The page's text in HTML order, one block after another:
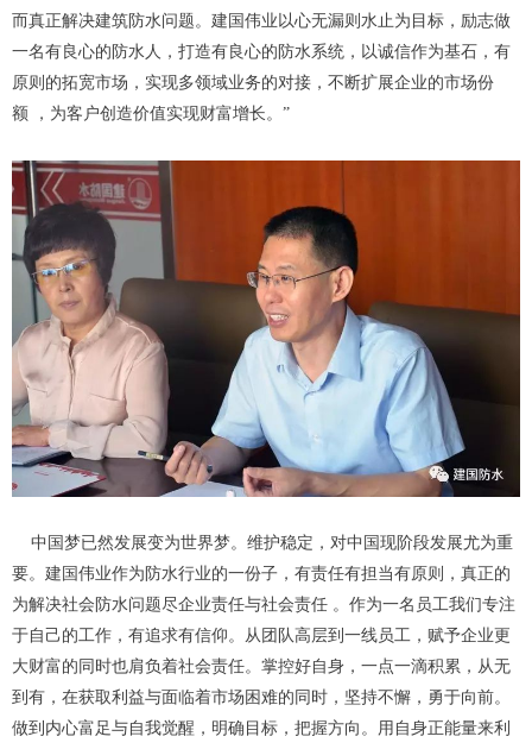
而真正解决建筑防水问题。建国伟业以心无漏则水止为目标，励志做
一名有良心的防水人，打造有良心的防水系统，以诚信作为基石，有
原则的拓宽市场，实现多领域业务的对接，不断扩展企业的市场份
额 ，为客户创造价值实现财富增长。”
中国梦已然发展变为世界梦。维护稳定，对中国现阶段发展尤为重
要。建国伟业作为防水行业的一份子，有责任有担当有原则，真正的
为解决社会防水问题尽企业责任与社会责任 。作为一名员工我们专注
于自己的工作，有追求有信仰。从团队高层到一线员工，赋予企业更
大财富的同时也肩负着社会责任。掌控好自身，一点一滴积累，从无
到有，在获取利益与面临着市场困难的同时，坚持不懈，勇于向前。
做到内心富足与自我觉醒，明确目标，把握方向。用自身正能量来利